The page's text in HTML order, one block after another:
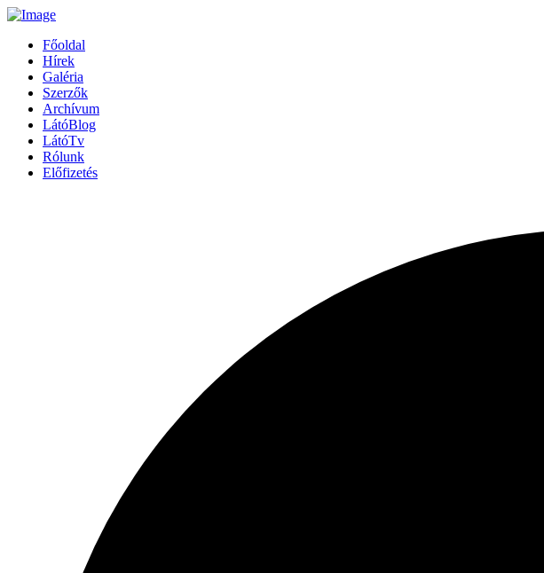
Főoldal
Hírek
Galéria
Szerzők
Archívum
LátóBlog
LátóTv
Rólunk
Előfizetés